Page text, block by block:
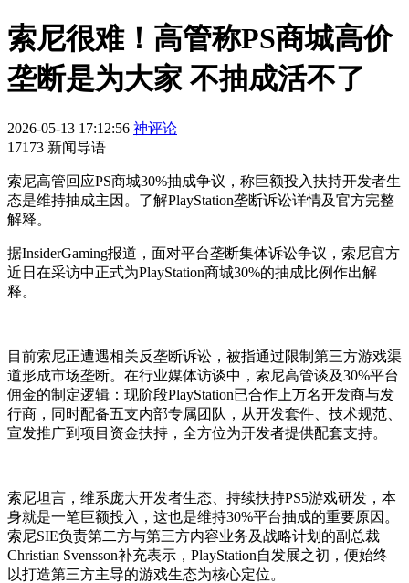
索尼很难！高管称PS商城高价
垄断是为大家 不抽成活不了
2026-05-13 17:12:56 神评论
17173 新闻导语
索尼高管回应PS商城30%抽成争议，称巨额投入扶持开发者生
态是维持抽成主因。了解PlayStation垄断诉讼详情及官方完整
解释。
据InsiderGaming报道，面对平台垄断集体诉讼争议，索尼官方
近日在采访中正式为PlayStation商城30%的抽成比例作出解
释。
目前索尼正遭遇相关反垄断诉讼，被指通过限制第三方游戏渠
道形成市场垄断。在行业媒体访谈中，索尼高管谈及30%平台
佣金的制定逻辑：现阶段PlayStation已合作上万名开发商与发
行商，同时配备五支内部专属团队，从开发套件、技术规范、
宣发推广到项目资金扶持，全方位为开发者提供配套支持。
索尼坦言，维系庞大开发者生态、持续扶持PS5游戏研发，本
身就是一笔巨额投入，这也是维持30%平台抽成的重要原因。
索尼SIE负责第二方与第三方内容业务及战略计划的副总裁
Christian Svensson补充表示，PlayStation自发展之初，便始终
以打造第三方主导的游戏生态为核心定位。